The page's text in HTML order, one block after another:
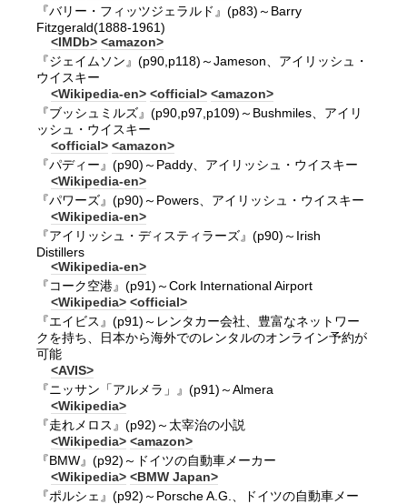
『バリー・フィッツジェラルド』(p83)～Barry
Fitzgerald(1888-1961)
<IMDb> <amazon>
『ジェイムソン』(p90,p118)～Jameson、アイリッシュ・
ウイスキー
<Wikipedia-en> <official> <amazon>
『ブッシュミルズ』(p90,p97,p109)～Bushmiles、アイリ
ッシュ・ウイスキー
<official> <amazon>
『パディー』(p90)～Paddy、アイリッシュ・ウイスキー
<Wikipedia-en>
『パワーズ』(p90)～Powers、アイリッシュ・ウイスキー
<Wikipedia-en>
『アイリッシュ・ディスティラーズ』(p90)～Irish
Distillers
<Wikipedia-en>
『コーク空港』(p91)～Cork International Airport
<Wikipedia> <official>
『エイビス』(p91)～レンタカー会社、豊富なネットワー
クを持ち、日本から海外でのレンタルのオンライン予約が
可能
<AVIS>
『ニッサン「アルメラ」』(p91)～Almera
<Wikipedia>
『走れメロス』(p92)～太宰治の小説
<Wikipedia> <amazon>
『BMW』(p92)～ドイツの自動車メーカー
<Wikipedia> <BMW Japan>
『ポルシェ』(p92)～Porsche A.G.、ドイツの自動車メー